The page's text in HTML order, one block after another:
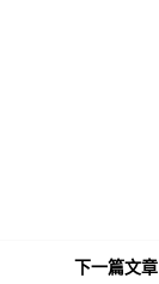
下一篇文章